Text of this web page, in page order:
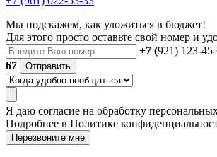
Мы подскажем, как уложиться в бюджет!
Для этого просто оставьте свой номер и
+7 (921) 123-
67
Отправить
Я даю согласие на обработку
Подробнее в Политике
Перезвоните мне